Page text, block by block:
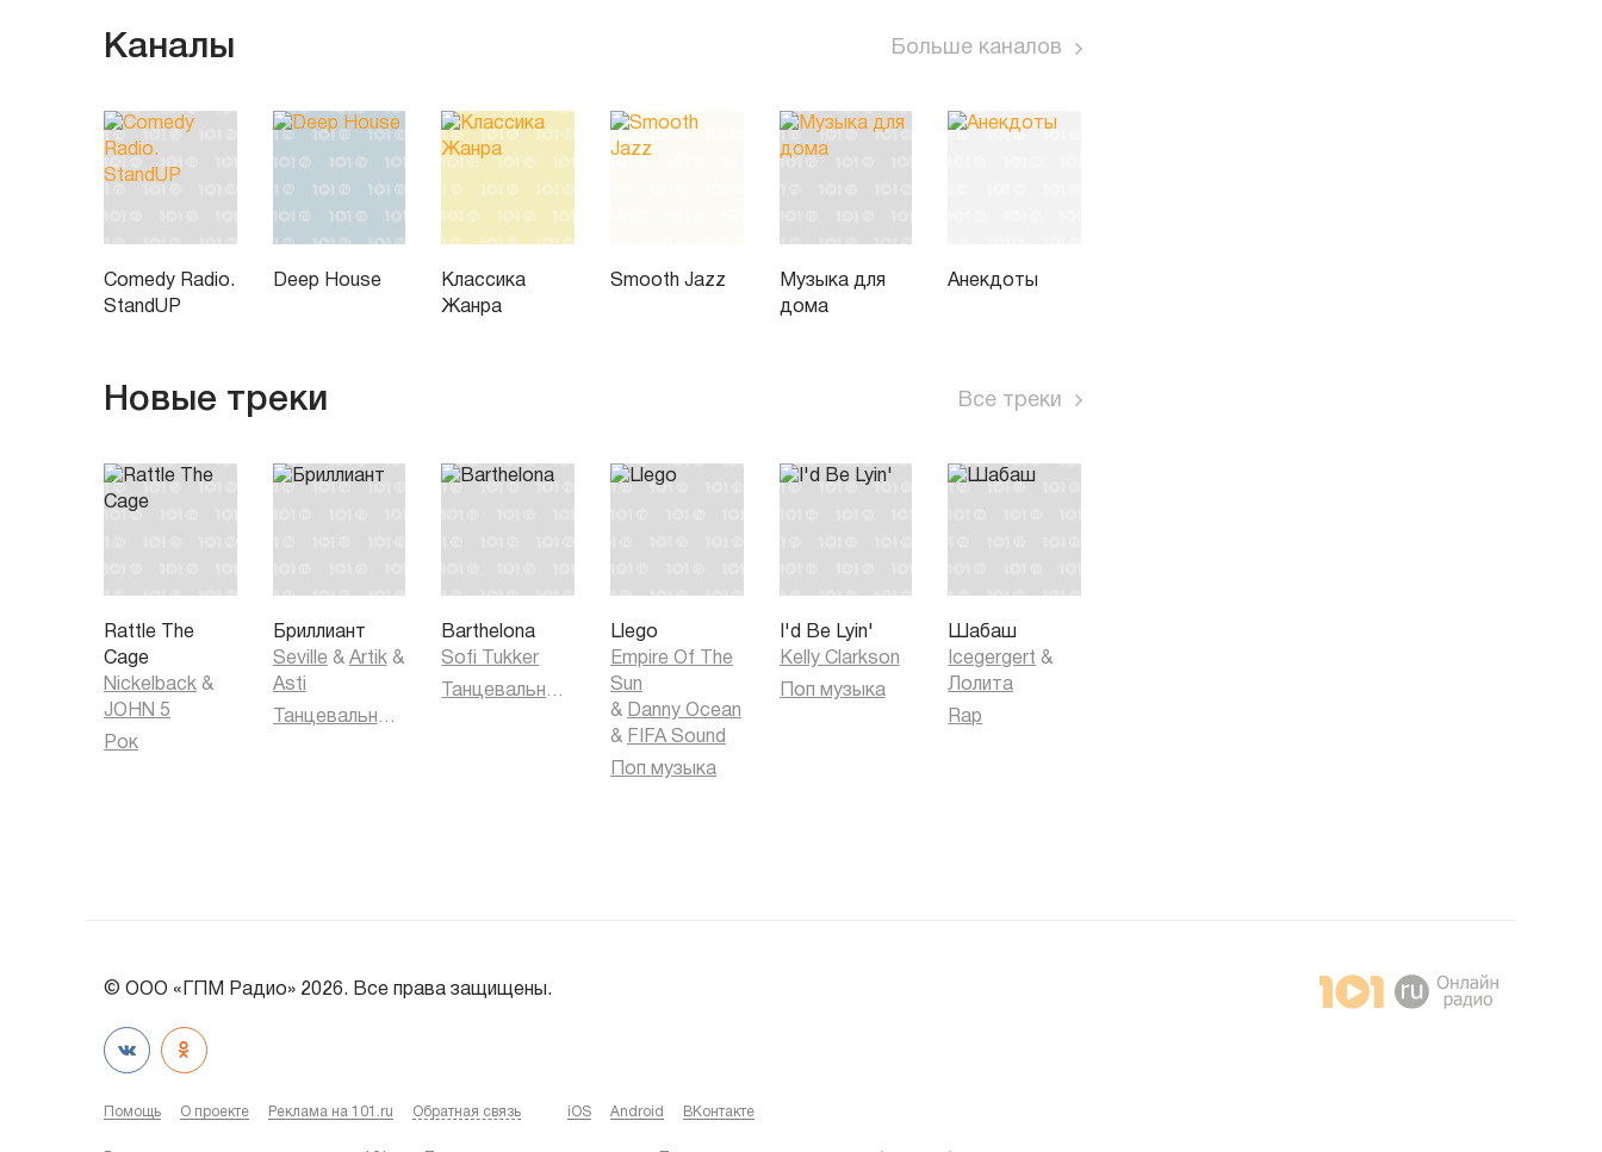
Каналы Больше каналов
Comedy Radio.
StandUP
Deep House
Классика
Жанра
Smooth Jazz
Музыка для
дома
Анекдоты
Новые треки Все треки
Rattle The
Cage
Nickelback &
JOHN 5
Рок
Бриллиант
Seville & Artik &
Asti
Танцевальная музыка
Barthelona
Sofi Tukker
Танцевальная музыка
Llego
Empire Of The
Sun
& Danny Ocean
& FIFA Sound
Поп музыка
I'd Be Lyin'
Kelly Clarkson
Поп музыка
Шабаш
Icegergert &
Лолита
Rap
© ООО «ГПМ Радио» 2026. Все права защищены.
Помощь О проекте Реклама на 101.ru Обратная связь iOS Android ВКонтакте